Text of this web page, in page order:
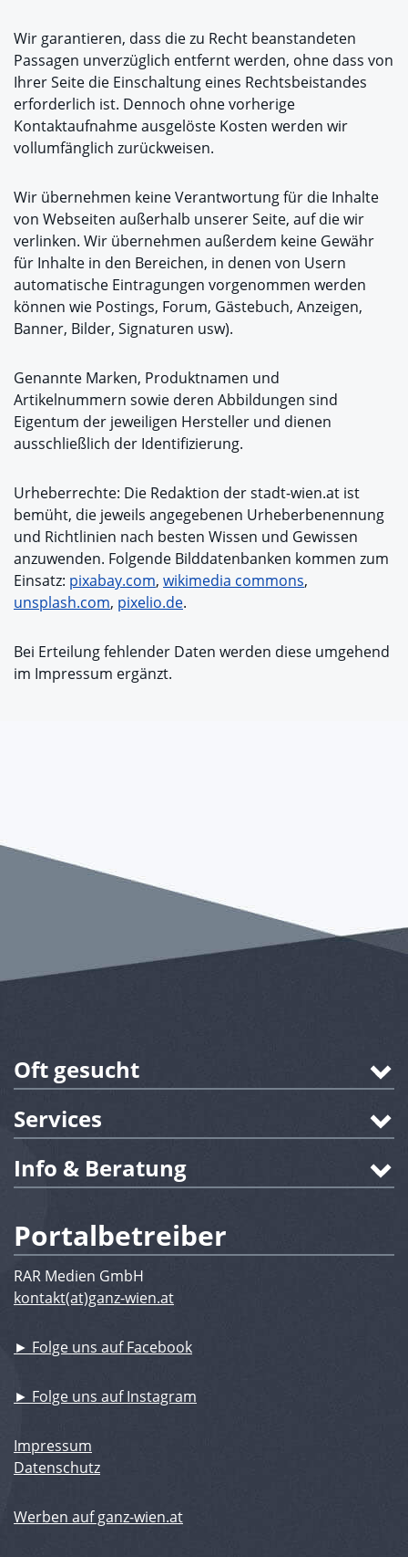
Wir garantieren, dass die zu Recht beanstandeten
Passagen unverzüglich entfernt werden, ohne dass von
Ihrer Seite die Einschaltung eines Rechtsbeistandes
erforderlich ist. Dennoch ohne vorherige
Kontaktaufnahme ausgelöste Kosten werden wir
vollumfänglich zurückweisen.
Wir übernehmen keine Verantwortung für die Inhalte
von Webseiten außerhalb unserer Seite, auf die wir
verlinken. Wir übernehmen außerdem keine Gewähr
für Inhalte in den Bereichen, in denen von Usern
automatische Eintragungen vorgenommen werden
können wie Postings, Forum, Gästebuch, Anzeigen,
Banner, Bilder, Signaturen usw).
Genannte Marken, Produktnamen und
Artikelnummern sowie deren Abbildungen sind
Eigentum der jeweiligen Hersteller und dienen
ausschließlich der Identifizierung.
Urheberrechte: Die Redaktion der stadt-wien.at ist
bemüht, die jeweils angegebenen Urheberbenennung
und Richtlinien nach besten Wissen und Gewissen
anzuwenden. Folgende Bilddatenbanken kommen zum
Einsatz: pixabay.com, wikimedia commons,
unsplash.com, pixelio.de.
Bei Erteilung fehlender Daten werden diese umgehend
im Impressum ergänzt.
Oft gesucht
Services
Info & Beratung
Portalbetreiber
RAR Medien GmbH
kontakt(at)ganz-wien.at
► Folge uns auf Facebook
► Folge uns auf Instagram
Impressum
Datenschutz
Werben auf ganz-wien.at